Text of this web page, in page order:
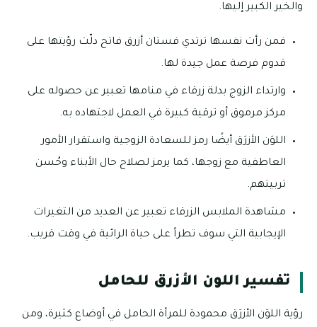
والخير الكبير إليها.
فمن رأت نفسها ترتدي فستان أزرق فاتح دلّت رؤيتها على
قدوم فرصة عمل جيدة لها.
وارتداء الزوج بدلة زرقاء في منامها تعبير عن حصوله على
مركز مرموق أو ترقية كبيرة في العمل لاجتهاده به.
اللوَن الأزرَق أيضًا رمز للسعادة الزوجية واستقرار الأمور
العاطفية مع زوجها، كما يرمز لصلاح حال الأبناء وحُسن
تربيتهم.
مشاهدة الملابس الزرقاء تعبير عن العديد من التغيرات
الإيجابية التي سوف تطرأ على حياة الرائية في وقت قريب.
تفسير اللون الأزرق للحامل
رؤية اللوَن الأزرَق محمودة للمرأة الحامل في أوضاع كثيرة، ومن